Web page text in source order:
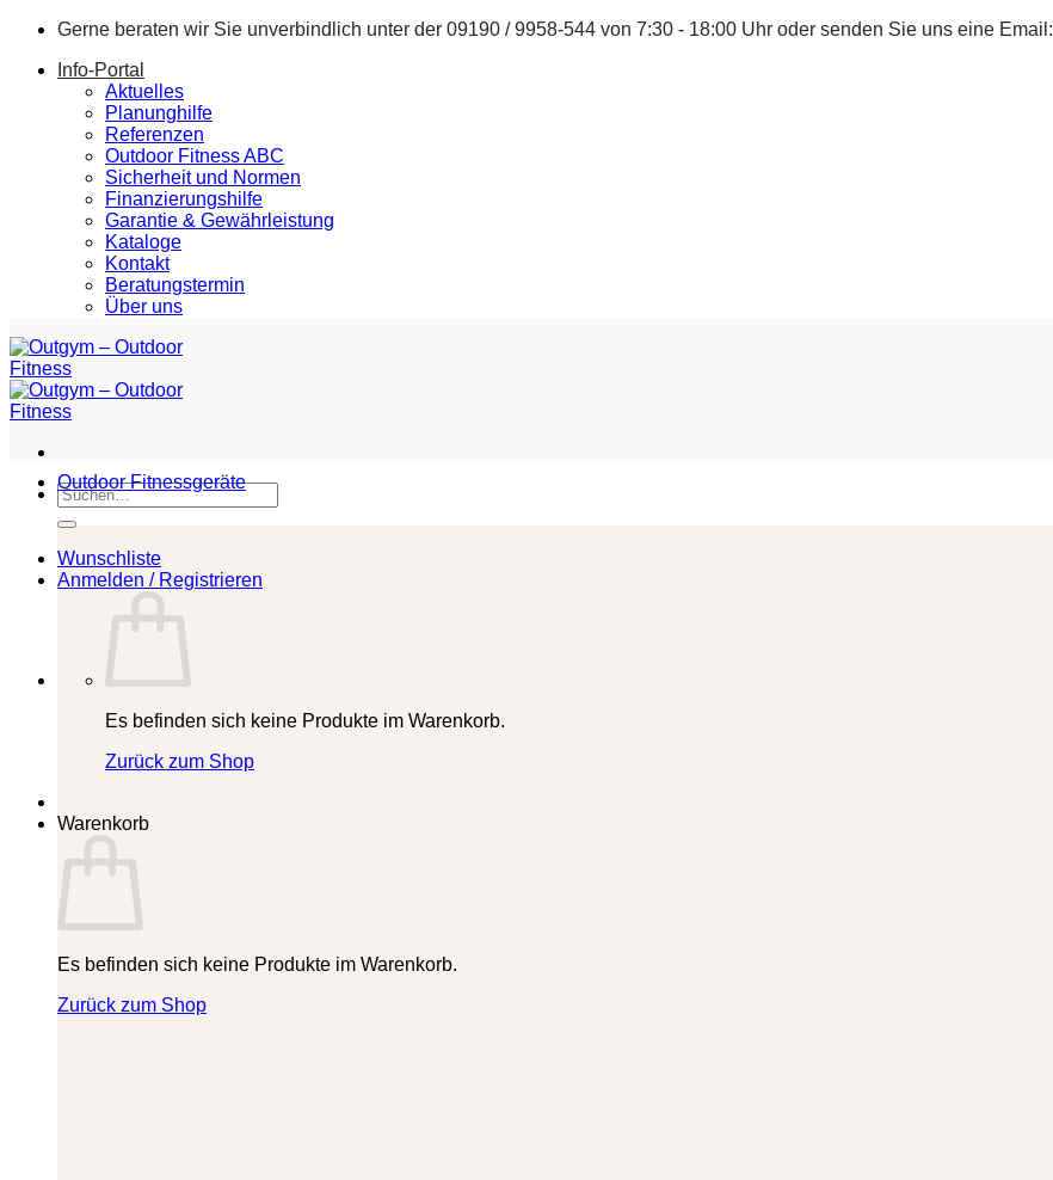
Zum
springen
Gerne beraten wir Sie unverbindlich unter der 09190 / 9958-544 von 7:30 - 18:00 Uhr oder senden Sie uns eine Email:
Info-Portal
Aktuelles
Planunghilfe
Referenzen
Outdoor Fitness ABC
Sicherheit und Normen
Finanzierungshilfe
Garantie & Gewährleistung
Kataloge
Kontakt
Beratungstermin
Über uns
Suchen
nach:
Wunschliste
Anmelden / Registrieren
Es befinden sich keine Produkte im Warenkorb.
Zurück zum Shop
Warenkorb
Es befinden sich keine Produkte im Warenkorb.
Zurück zum Shop
Outdoor Fitnessgeräte